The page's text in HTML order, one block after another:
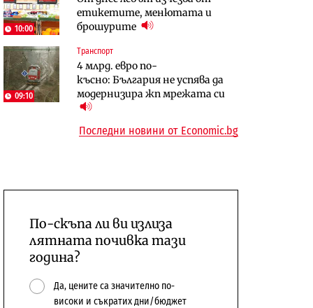
10:00
етикетите, менютата и
брошурите
09:10
Транспорт
4 млрд. евро по-
късно: България не успява да
модернизира жп мрежата си
АЕЦ „Козлодуй“ ще работи
само още няколко седмици, ако
сушата продължи
център в Доброславци
Лекарствата за редки болести
попадат в капан на
обществените поръчки?
Последни новини от Economic.bg
По-скъпа ли ви излиза
лятната почивка тази
година?
Да, цените са значително по-
високи и съкратих дни/бюджет